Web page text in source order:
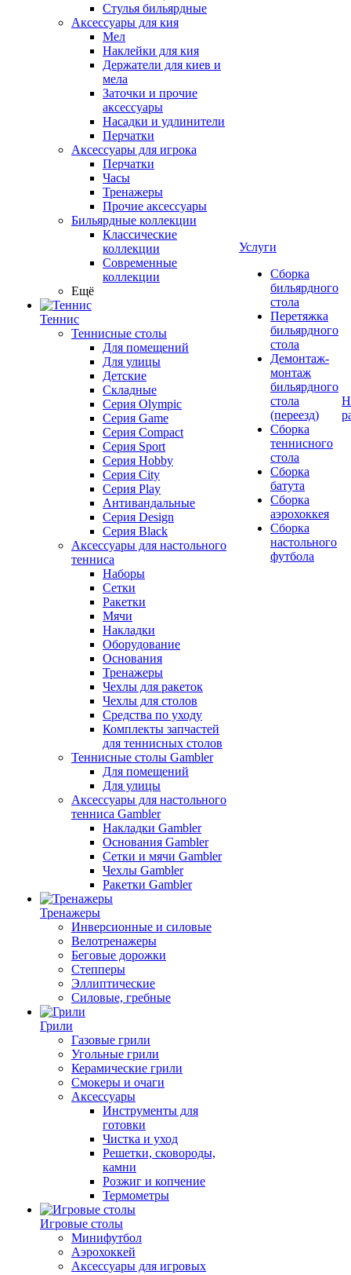
Стулья бильярдные
Аксессуары для кия
Мел
Наклейки для кия
Держатели для киев и
мела
Заточки и прочие
аксессуары
Насадки и удлинители
Перчатки
Аксессуары для игрока
Перчатки
Часы
Тренажеры
Прочие аксессуары
Бильярдные коллекции
Классические
коллекции
Современные
коллекции
Ещё
Теннис
Теннисные столы
Для помещений
Для улицы
Детские
Складные
Серия Olympic
Серия Game
Серия Compact
Серия Sport
Серия Hobby
Серия City
Серия Play
Антивандальные
Серия Design
Серия Black
Аксессуары для настольного
тенниса
Наборы
Сетки
Ракетки
Мячи
Накладки
Оборудование
Основания
Тренажеры
Чехлы для ракеток
Чехлы для столов
Средства по уходу
Комплекты запчастей
для теннисных столов
Теннисные столы Gambler
Для помещений
Для улицы
Аксессуары для настольного
тенниса Gambler
Накладки Gambler
Основания Gambler
Сетки и мячи Gambler
Чехлы Gambler
Ракетки Gambler
Тренажеры
Инверсионные и силовые
Велотренажеры
Беговые дорожки
Степперы
Эллиптические
Силовые, гребные
Грили
Газовые грили
Угольные грили
Керамические грили
Смокеры и очаги
Аксессуары
Инструменты для
готовки
Чистка и уход
Решетки, сковороды,
камни
Розжиг и копчение
Термометры
Игровые столы
Минифутбол
Аэрохоккей
Аксессуары для игровых
Услуги
Сборка
бильярдного
стола
Перетяжка
бильярдного
стола
Демонтаж-
монтаж
бильярдного
стола
(переезд)
Сборка
теннисного
стола
Сборка
батута
Сборка
аэрохоккея
Сборка
настольного
футбола